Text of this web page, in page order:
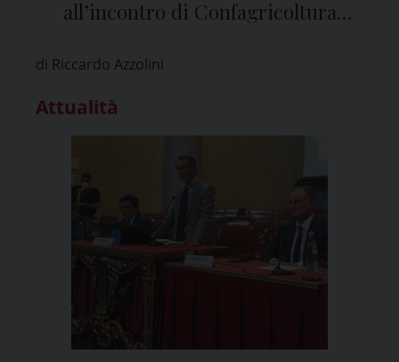
all’incontro di Confagricoltura
dell’economia italiana”
di Riccardo Azzolini
Attualità